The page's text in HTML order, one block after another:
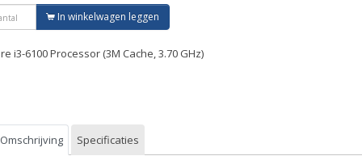
In winkelwagen leggen
i3-6100 Processor (3M Cache, 3.70 GHz)
Omschrijving Specificaties